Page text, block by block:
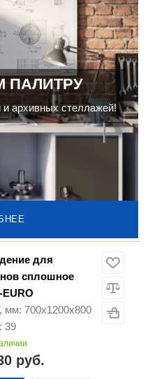
ПАЛИТРУ
архивных стеллажей!
для
сплошное
мм: 700х1200х800
39
руб.